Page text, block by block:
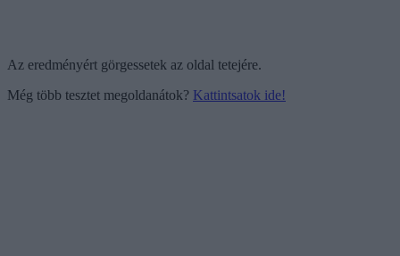
Az eredményért görgessetek az oldal tetejére.
Még több tesztet megoldanátok? Kattintsatok ide!